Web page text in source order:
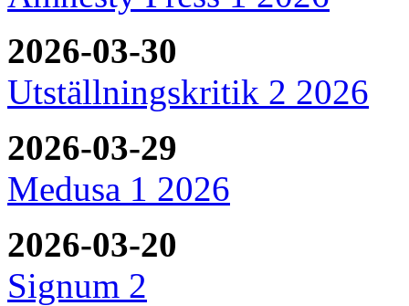
2026-03-30
Utställningskritik 2 2026
2026-03-29
Medusa 1 2026
2026-03-20
Signum 2